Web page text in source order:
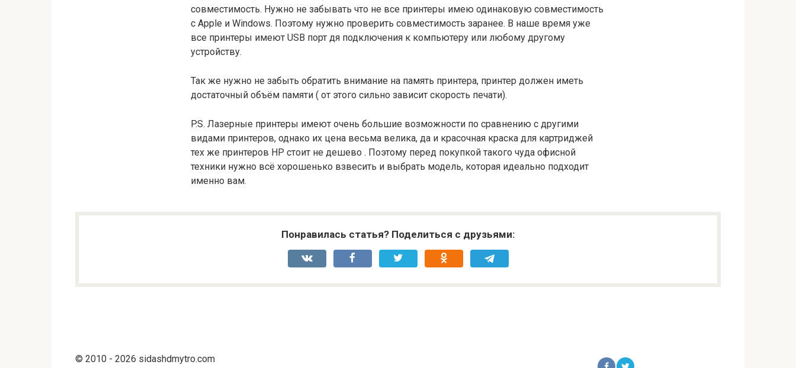
совместимость. Нужно не забывать что не все принтеры имею одинаковую совместимость
с Apple и Windows. Поэтому нужно проверить совместимость заранее. В наше время уже
все принтеры имеют USB порт дя подключения к компьютеру или любому другому
устройству.
Так же нужно не забыть обратить внимание на память принтера, принтер должен иметь
достаточный объём памяти ( от этого сильно зависит скорость печати).
P.S. Лазерные принтеры имеют очень большие возможности по сравнению с другими
видами принтеров, однако их цена весьма велика, да и красочная краска для картриджей
тех же принтеров HP стоит не дешево . Поэтому перед покупкой такого чуда офисной
техники нужно всё хорошенько взвесить и выбрать модель, которая идеально подходит
именно вам.
Понравилась статья? Поделиться с друзьями:
© 2010 - 2026 sidashdmytro.com